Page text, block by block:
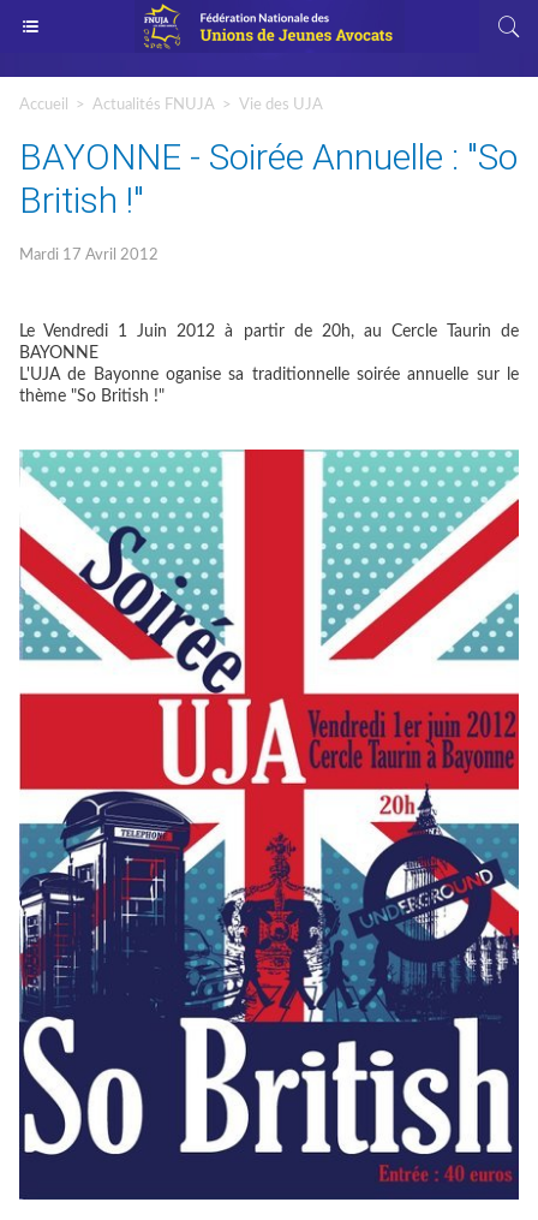
Accueil > Actualités FNUJA > Vie des UJA
BAYONNE - Soirée Annuelle : "So
British !"
Mardi 17 Avril 2012
Le Vendredi 1 Juin 2012 à partir de 20h, au Cercle Taurin de
BAYONNE
L'UJA de Bayonne oganise sa traditionnelle soirée annuelle sur le
thème "So British !"